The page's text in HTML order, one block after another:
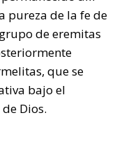
pureza de la fe de
de eremitas
que se
bajo el
Dios.